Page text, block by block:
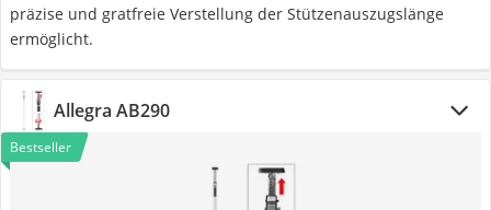
präzise und gratfreie Verstellung der Stützenauszugslänge
ermöglicht.
Allegra AB290
Bestseller